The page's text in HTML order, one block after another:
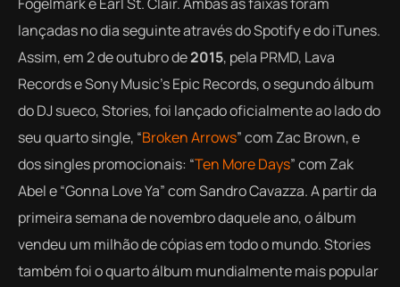
lançadas no dia seguinte através do Spotify e do iTunes.
Assim, em 2 de outubro de2015, pela PRMD, Lava
Records e Sony Music’s Epic Records, o segundo álbum
do DJ sueco,Stories, foi lançado oficialmente ao lado do
seu quartosingle, “Broken Arrows” com Zac Brown, e
dossinglespromocionais: “Ten More Days” com Zak
Abel e “Gonna Love Ya” com Sandro Cavazza. A partir da
primeira semana de novembro daquele ano, o álbum
vendeu um milhão de cópias em todo o mundo. Stories
também foi o quarto álbum mundialmente mais popular